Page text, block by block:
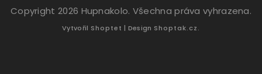
Copyright 2026 Hupnakolo. Všechna práva vyhrazena.
Vytvořil Shoptet | Design Shoptak.cz.